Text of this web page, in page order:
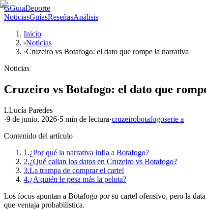
GGuiaDeporte
NoticiasGuíasReseñasAnálisis
Inicio
›Noticias
›Cruzeiro vs Botafogo: el dato que rompe la narrativa
Noticias
Cruzeiro vs Botafogo: el dato que
LLucía Paredes
·9 de junio, 2026·5 min de lectura·cruzeirobotafogoserie a
Contenido del artículo
1.¿Por qué la narrativa infla a Botafogo?
2.¿Qué callan los datos en Cruzeiro vs Botafogo?
3.La trampa de comprar el cartel
4.¿A quién le pesa más la pelota?
Los focos apuntan a Botafogo por su cartel ofensivo, pero la
que ventaja probabilística.